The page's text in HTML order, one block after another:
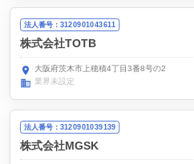
法人番号：3120901043611
株式会社TOTB
大阪府茨木市上穂積4丁目3番8号の2
業界未設定
法人番号：3120901039139
株式会社MGSK